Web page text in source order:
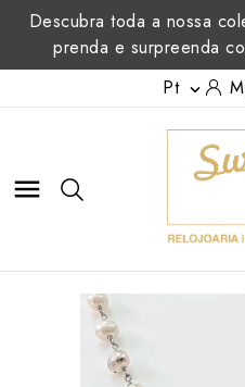
Descubra toda a nossa
prenda e surpreenda
Pt 
